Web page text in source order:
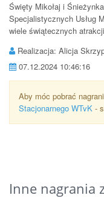
Święty Mikołaj i
Specjalistycznych Usług
wiele świątecznych
Realizacja: Alicja
07.12.2024 10:46:16
Aby móc pobrać
Stacjonarnego WTvK -
Inne nagrania